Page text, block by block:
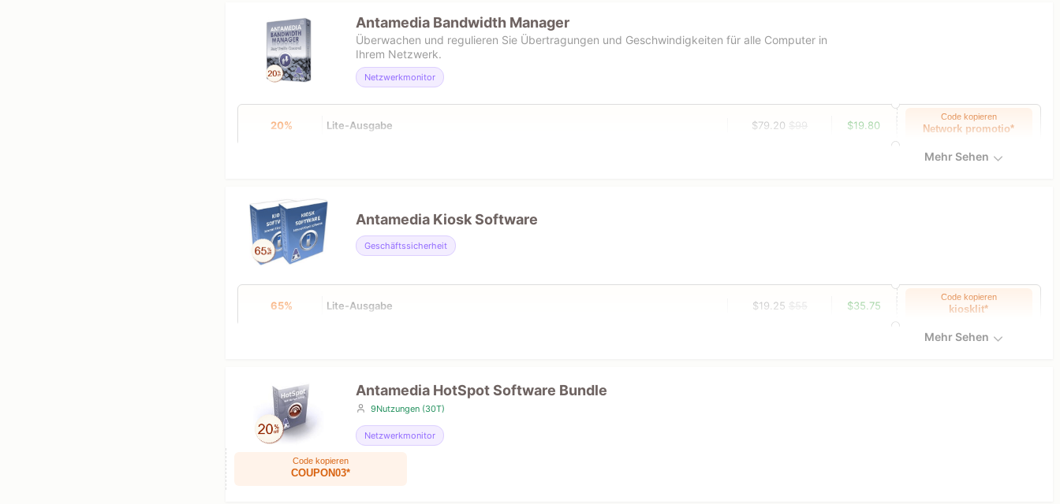
Antamedia Bandwidth Manager
Überwachen und regulieren Sie Übertragungen und Geschwindigkeiten für alle Computer in
Ihrem Netzwerk.
Netzwerkmonitor
20% Lite-Ausgabe $79.20 $99 $19.80
Code kopieren
Network promotio*
Mehr Sehen
Antamedia Kiosk Software
Geschäftssicherheit
65% Lite-Ausgabe $19.25 $55 $35.75
Code kopieren
kiosklit*
Mehr Sehen
Antamedia HotSpot Software Bundle
9Nutzungen (30T)
Netzwerkmonitor
Code kopieren
COUPON03*